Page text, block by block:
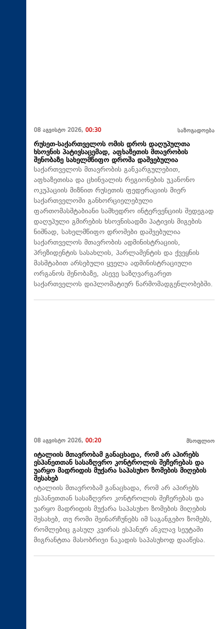
08 აგვისტო 2026, 00:30 საზოგადოება
რუსეთ-საქართველოს ომის დროს დაღუპულთა
ხსოვნის პატივსაცემად, აფხაზეთის მთავრობის
შენობაზე სახელმწიფო დროშა დაშვებულია
საქართველოს მთავრობის განკარგულებით,
აფხაზეთისა და ცხინვალის რეგიონების უკანონო
ოკუპაციის მიზნით რუსეთის ფედერაციის მიერ
საქართველოში განხორციელებული
ფართომასშტაბიანი სამხედრო ინტერვენციის შედეგად
დაღუპული გმირების ხსოვნისადმი პატივის მიგების
ნიშნად, სახელმწიფო დროშები დაშვებულია
საქართველოს მთავრობის ადმინისტრაციის,
პრეზიდენტის სასახლის, პარლამენტის და ქვეყნის
მასშტაბით არსებული ყველა ადმინისტრაციული
ორგანოს შენობაზე, ასევე საზღვარგარეთ
საქართველოს დიპლომატიურ წარმომადგენლობებში.
08 აგვისტო 2026, 00:20 მსოფლიო
იტალიის მთავრობამ განაცხადა, რომ არ აპირებს
ესპანეთთან სასაზღვრო კონტროლის შეჩერებას და
უარყო მადრიდის მუქარა საპასუხო ზომების მიღების
შესახებ
იტალიის მთავრობამ განაცხადა, რომ არ აპირებს
ესპანეთთან სასაზღვრო კონტროლის შეჩერებას და
უარყო მადრიდის მუქარა საპასუხო ზომების მიღების
შესახებ, თუ რომი შეინარჩუნებს იმ საგანგებო ზომებს,
რომლებიც გასულ კვირას ესპანურ ანკლავ სეუტაში
მიგრანტთა მასობრივი ნაკადის საპასუხოდ დააწესა.